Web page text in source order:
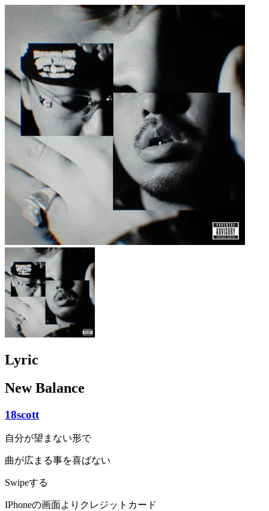
Lyric
New Balance
18scott
自分が望まない形で
曲が広まる事を喜ばない
Swipeする
IPhoneの画面よりクレジットカード